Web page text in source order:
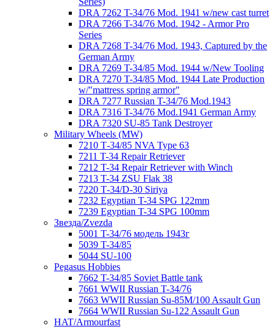
DRA 7262 T-34/76 Mod. 1941 w/new cast turret
DRA 7266 T-34/76 Mod. 1942 - Armor Pro
Series
DRA 7268 T-34/76 Mod. 1943, Captured by the
German Army
DRA 7269 T-34/85 Mod. 1944 w/New Tooling
DRA 7270 T-34/85 Mod. 1944 Late Production
w/"mattress spring armor"
DRA 7277 Russian T-34/76 Mod.1943
DRA 7316 T-34/76 Mod.1941 German Army
DRA 7320 SU-85 Tank Destroyer
Military Wheels (MW)
7210 Т-34/85 NVA Type 63
7211 T-34 Repair Retriever
7212 T-34 Repair Retriever with Winch
7213 T-34 ZSU Flak 38
7220 Т-34/D-30 Siriya
7232 Egyptian T-34 SPG 122mm
7239 Egyptian T-34 SPG 100mm
Звезда/Zvezda
5001 T-34/76 модель 1943г
5039 T-34/85
5044 SU-100
Pegasus Hobbies
7662 T-34/85 Soviet Battle tank
7661 WWII Russian T-34/76
7663 WWII Russian Su-85M/100 Assault Gun
7664 WWII Russian Su-122 Assault Gun
HAT/Armourfast